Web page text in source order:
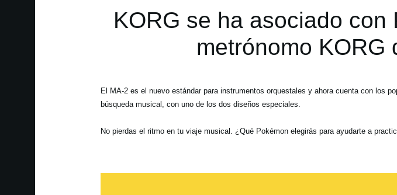
KORG se ha asociado
metrónomo KORG
El MA-2 es el nuevo estándar para instrumentos orquestales y ahora cuenta con los
búsqueda musical, con uno de los dos diseños especiales.
No pierdas el ritmo en tu viaje musical. ¿Qué Pokémon elegirás para ayudarte a